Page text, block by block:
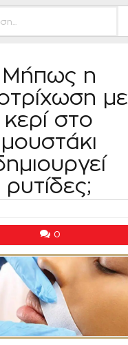
Μήπως η
με
κερί στο
μουστάκι
ρυτίδες;
0